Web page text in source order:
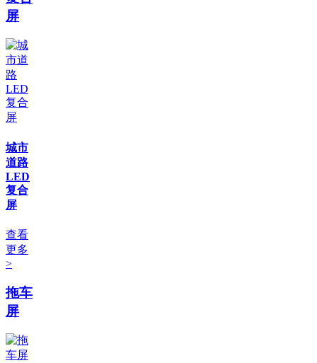
屏
城市
道路
LED
复合
屏
查看
更多
>
拖车
屏